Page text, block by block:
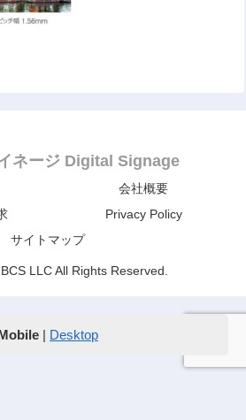
ネージ Digital Signage
会社概要
Privacy Policy
サイトマップ
LLC All Rights Reserved.
| Desktop